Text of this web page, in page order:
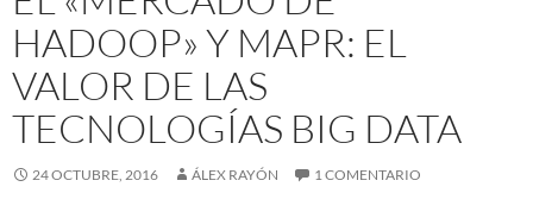
HADOOP» Y MAPR: EL
VALOR DE LAS
TECNOLOGÍAS BIG DATA
24 OCTUBRE, 2016 ÁLEX RAYÓN 1 COMENTARIO